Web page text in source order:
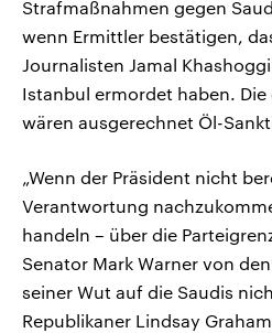
Strafmaßnahmen gegen
wenn Ermittler bestätigen,
Journalisten Jamal
Istanbul ermordet haben.
wären ausgerechnet Öl-
„Wenn der Präsident nicht
Verantwortung
handeln – über die
Senator Mark Warner von
seiner Wut auf die Saudis
Republikaner Lindsay